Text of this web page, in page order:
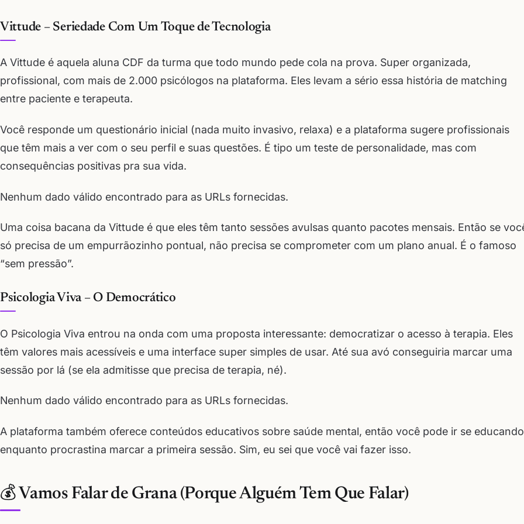
Vittude – Seriedade Com Um Toque de Tecnologia
A Vittude é aquela aluna CDF da turma que todo mundo pede cola na prova. Super organizada,
profissional, com mais de 2.000 psicólogos na plataforma. Eles levam a sério essa história de matching
entre paciente e terapeuta.
Você responde um questionário inicial (nada muito invasivo, relaxa) e a plataforma sugere profissionais
que têm mais a ver com o seu perfil e suas questões. É tipo um teste de personalidade, mas com
consequências positivas pra sua vida.
Nenhum dado válido encontrado para as URLs fornecidas.
Uma coisa bacana da Vittude é que eles têm tanto sessões avulsas quanto pacotes mensais. Então se
só precisa de um empurrãozinho pontual, não precisa se comprometer com um plano anual. É o famoso
“sem pressão”.
Psicologia Viva – O Democrático
O Psicologia Viva entrou na onda com uma proposta interessante: democratizar o acesso à terapia. Eles
têm valores mais acessíveis e uma interface super simples de usar. Até sua avó conseguiria marcar uma
sessão por lá (se ela admitisse que precisa de terapia, né).
Nenhum dado válido encontrado para as URLs fornecidas.
A plataforma também oferece conteúdos educativos sobre saúde mental, então você pode ir se educando
enquanto procrastina marcar a primeira sessão. Sim, eu sei que você vai fazer isso.
💰 Vamos Falar de Grana (Porque Alguém Tem Que Falar)